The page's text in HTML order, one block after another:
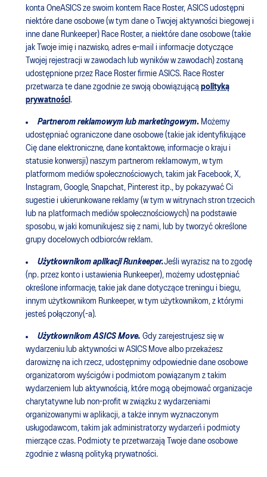
konta OneASICS ze swoim kontem Race Roster, ASICS udostępni
niektóre dane osobowe (w tym dane o Twojej aktywności biegowej i
inne dane Runkeeper) Race Roster, a niektóre dane osobowe (takie
jak Twoje imię i nazwisko, adres e-mail i informacje dotyczące
Twojej rejestracji w zawodach lub wyników w zawodach) zostaną
udostępnione przez Race Roster firmie ASICS. Race Roster
przetwarza te dane zgodnie ze swoją obowiązującą polityką
prywatności.
Partnerom reklamowym lub marketingowym. Możemy
udostępniać ograniczone dane osobowe (takie jak identyfikujące
Cię dane elektroniczne, dane kontaktowe, informacje o kraju i
statusie konwersji) naszym partnerom reklamowym, w tym
platformom mediów społecznościowych, takim jak Facebook, X,
Instagram, Google, Snapchat, Pinterest itp., by pokazywać Ci
sugestie i ukierunkowane reklamy (w tym w witrynach stron trzecich
lub na platformach mediów społecznościowych) na podstawie
sposobu, w jaki komunikujesz się z nami, lub by tworzyć określone
grupy docelowych odbiorców reklam.
Użytkownikom aplikacji Runkeeper.Jeśli wyrazisz na to zgodę
(np. przez konto i ustawienia Runkeeper), możemy udostępniać
określone informacje, takie jak dane dotyczące treningu i biegu,
innym użytkownikom Runkeeper, w tym użytkownikom, z którymi
jesteś połączony(-a).
Użytkownikom ASICS Move. Gdy zarejestrujesz się w
wydarzeniu lub aktywności w ASICS Move albo przekażesz
darowiznę na ich rzecz, udostępnimy odpowiednie dane osobowe
organizatorom wyścigów i podmiotom powiązanym z takim
wydarzeniem lub aktywnością, które mogą obejmować organizacje
charytatywne lub non-profit w związku z wydarzeniami
organizowanymi w aplikacji, a także innym wyznaczonym
usługodawcom, takim jak administratorzy wydarzeń i podmioty
mierzące czas. Podmioty te przetwarzają Twoje dane osobowe
zgodnie z własną polityką prywatności.